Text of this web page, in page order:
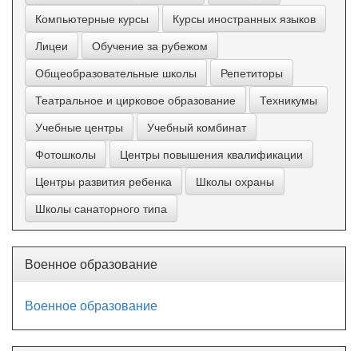
Компьютерные курсы
Курсы иностранных языков
Лицеи
Обучение за рубежом
Общеобразовательные школы
Репетиторы
Театральное и цирковое образование
Техникумы
Учебные центры
Учебный комбинат
Фотошколы
Центры повышения квалификации
Центры развития ребенка
Школы охраны
Школы санаторного типа
Военное образование
Военное образование